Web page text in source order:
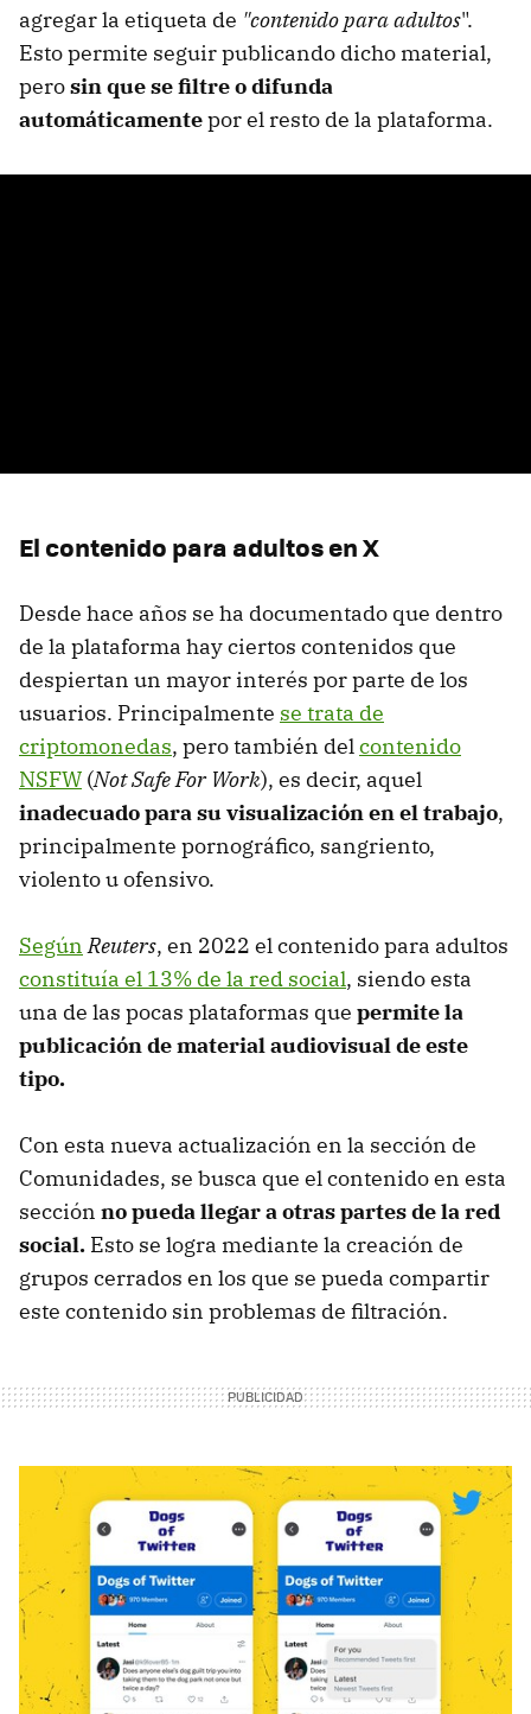
agregar la etiqueta de "contenido para adultos".
Esto permite seguir publicando dicho material,
perosin que se filtre o difunda
automáticamentepor el resto de la plataforma.
El contenido para adultos en X
Desde hace años se ha documentado que dentro
de la plataforma hay ciertos contenidos que
despiertan un mayor interés por parte de los
usuarios. Principalmente se trata de
criptomonedas, pero también delcontenido
NSFW (Not Safe For Work), es decir, aquel
inadecuado para su visualización en el trabajo,
principalmente pornográfico, sangriento,
violento u ofensivo.
Según Reuters, en 2022 el contenido para adultos
constituía el 13% de la red social, siendo esta
una de las pocas plataformas que permite la
publicación de material audiovisual de este
tipo.
Con esta nueva actualización en la sección de
Comunidades, se busca que el contenido en esta
sección no pueda llegar a otras partes de la red
social. Esto se logra mediante la creación de
grupos cerrados en los que se pueda compartir
este contenido sin problemas de filtración.